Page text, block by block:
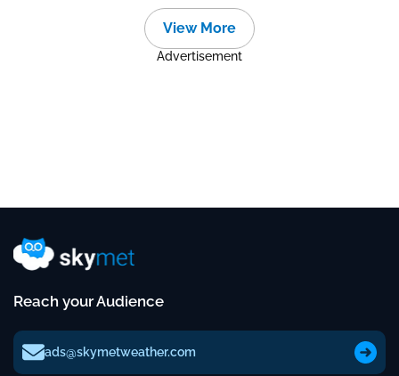
View More
Advertisement
Reach your Audience
ads@skymetweather.com